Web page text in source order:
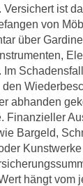
Versichert ist
von
über
Im
abhanden
Finanzieller
Bargeld,
hängt vom